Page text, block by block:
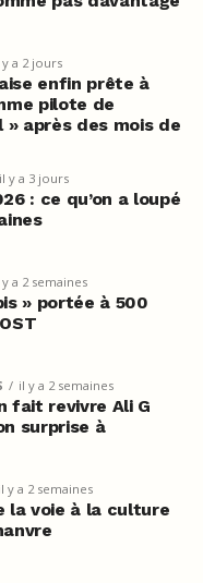
y a 2 jours
enfin prête à
pilote de
» après des mois de
il y a 3 jours
: ce qu’on a loupé
y a 2 semaines
» portée à 500
il y a 2 semaines
fait revivre Ali G
surprise à
il y a 2 semaines
la voie à la culture